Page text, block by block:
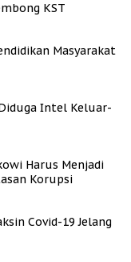
KST
Masyarakat
Diduga Intel Keluar-
Harus Menjadi
Korupsi
Covid-19 Jelang